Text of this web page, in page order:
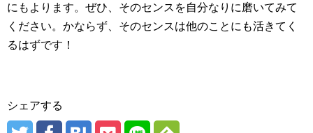
にもよります。ぜひ、そのセンスを自分なりに磨いてみて
ください。かならず、そのセンスは他のことにも活きてく
るはずです！
シェアする